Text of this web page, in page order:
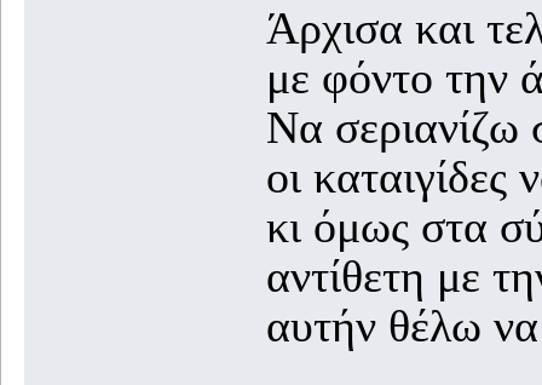
Άρχισα και
με φόντο την
Να σεριανίζω
οι καταιγίδες
κι όμως στα
αντίθετη με
αυτήν θέλω